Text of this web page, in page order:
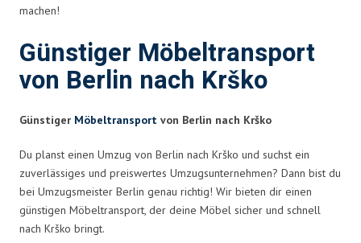
machen!
Günstiger Möbeltransport
von Berlin nach Krško
Günstiger Möbeltransport von Berlin nach Krško
Du planst einen Umzug von Berlin nach Krško und suchst ein
zuverlässiges und preiswertes Umzugsunternehmen? Dann bist du
bei Umzugsmeister Berlin genau richtig! Wir bieten dir einen
günstigen Möbeltransport, der deine Möbel sicher und schnell
nach Krško bringt.